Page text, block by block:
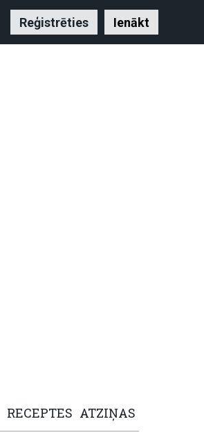
Reģistrēties Ienākt
RECEPTES ATZIŅAS